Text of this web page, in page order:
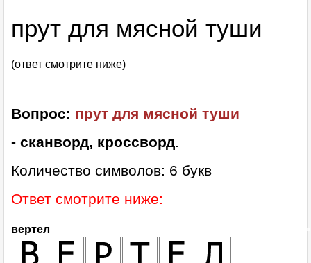
прут для мясной туши
(ответ смотрите ниже)
Вопрос: прут для мясной туши
- сканворд, кроссворд.
Количество символов: 6 букв
Ответ смотрите ниже:
вертел